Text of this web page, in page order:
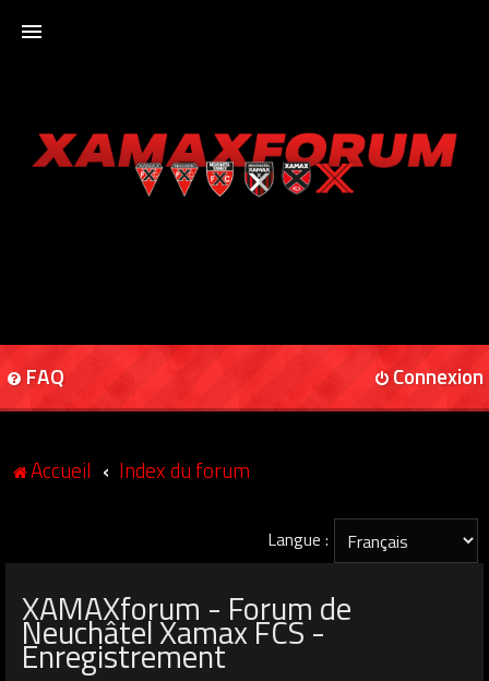
XAMAXFORUM
FAQ Connexion
Accueil Index du forum
Langue :
XAMAXforum - Forum de
Neuchâtel Xamax FCS -
Enregistrement